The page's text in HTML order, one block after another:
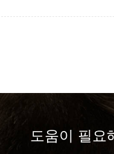
도움이 필요